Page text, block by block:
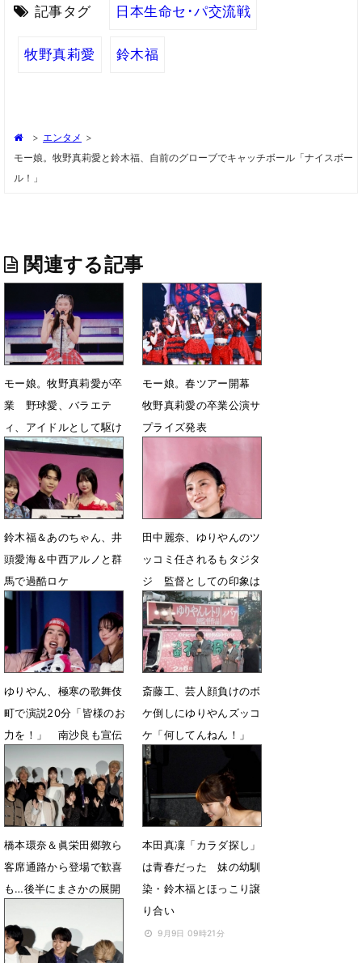
記事タグ 日本生命セ･パ交流戦
牧野真莉愛 鈴木福
> エンタメ >
モー娘。牧野真莉愛と鈴木福、自前のグローブでキャッチボール「ナイスボー
ル！」
関連する記事
モー娘。牧野真莉愛が卒
業 野球愛、バラエテ
ィ、アイドルとして駆け
抜けた集大成
6月25日 19時27分
モー娘。春ツアー開幕
牧野真莉愛の卒業公演サ
プライズ発表
鈴木福＆あのちゃん、井
頭愛海＆中西アルノと群
馬で過酷ロケ
田中麗奈、ゆりやんのツ
ッコミ任されるもタジタ
ジ 監督としての印象は
「怪物」
1月29日 08時47分
ゆりやん、極寒の歌舞伎
町で演説20分「皆様のお
力を！」 南沙良も宣伝
1月29日 08時34分
斎藤工、芸人顔負けのボ
ケ倒しにゆりやんズッコ
ケ「何してんねん！」
橋本環奈＆眞栄田郷敦ら
客席通路から登場で歓喜
も…後半にまさかの展開
9月9日 10時56分
本田真凜「カラダ探し」
は青春だった 妹の幼馴
染・鈴木福とほっこり譲
り合い
9月9日 09時21分